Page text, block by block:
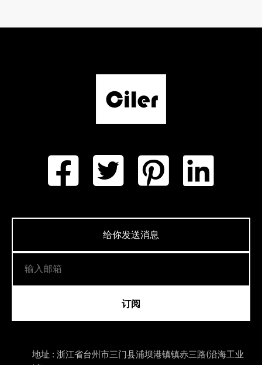
给你发送消息
订阅
地址 : 浙江省台州市三门县浦坝港镇镇赤三路(沿海工业